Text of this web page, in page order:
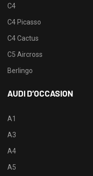
C4
C4 Picasso
C4 Cactus
C5 Aircross
Berlingo
AUDI D’OCCASION
A1
A3
A4
A5